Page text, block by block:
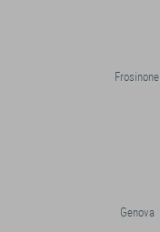
Frosinone
Genova